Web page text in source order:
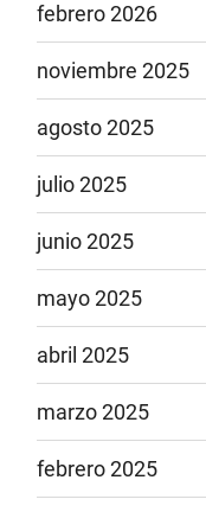
febrero 2026
noviembre 2025
agosto 2025
julio 2025
junio 2025
mayo 2025
abril 2025
marzo 2025
febrero 2025